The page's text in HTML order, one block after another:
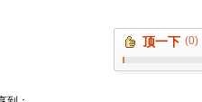
顶一下 (0)